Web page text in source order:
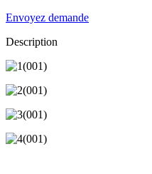
Envoyez demande
Description